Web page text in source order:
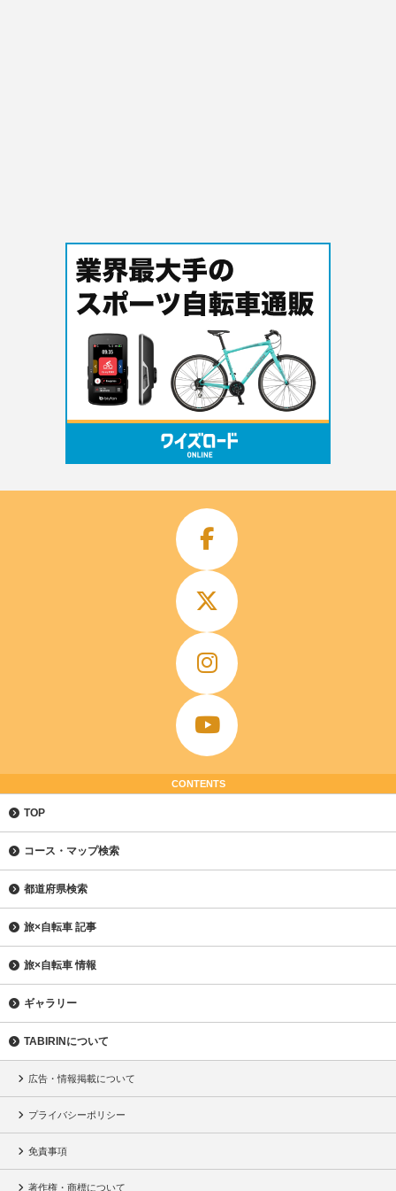
CONTENTS
TOP
コース・マップ検索
都道府県検索
旅×自転車 記事
旅×自転車 情報
ギャラリー
TABIRINについて
広告・情報掲載について
プライバシーポリシー
免責事項
著作権・商標について